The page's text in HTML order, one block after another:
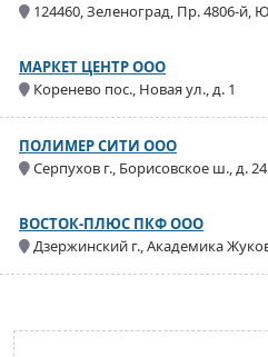
124460, Зеленоград, Пр. 4806-й,
МАРКЕТ ЦЕНТР ООО
Коренево пос., Новая ул., д. 1
ПОЛИМЕР СИТИ ООО
Серпухов г., Борисовское ш., д. 24
ВОСТОК-ПЛЮС ПКФ ООО
Дзержинский г., Академика